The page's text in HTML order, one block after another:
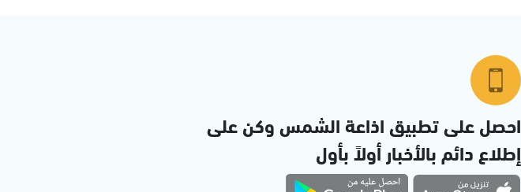
احصل على تطبيق اذاعة الشمس وكن على
إطلاع دائم بالأخبار أولاً بأول